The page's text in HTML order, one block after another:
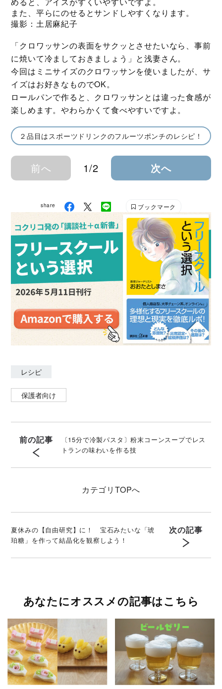
また、平らにのせるとサンドしやすくなります。
撮影：土居麻紀子
「クロワッサンの表面をサクッとさせたいなら、事前
に焼いて冷ましておきましょう」と浅妻さん。
今回はミニサイズのクロワッサンを使いましたが、サ
イズはお好きなものでOK。
ロールパンで作ると、クロワッサンとは違った食感が
楽しめます。やわらかくて食べやすいですよ。
２品目はスポーツドリンクのフルーツポンチのレシピ！
前へ 1/2 次へ
share ブックマーク
レシピ
保護者向け
前の記事
〔15分で冷製パスタ〕粉末コーンスープでレス
トランの味わいを作る技
カテゴリ TOPへ
夏休みの【自由研究】に！ 宝石みたいな「琥
珀糖」を作って結晶化を観察しよう！
次の記事
あなたにオススメの記事はこちら